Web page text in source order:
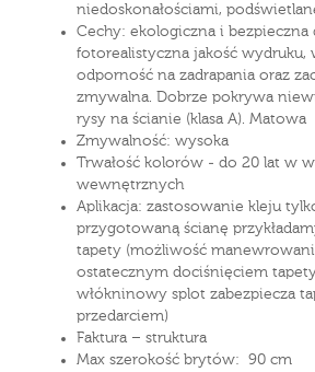
niedoskonałościami,
Cechy: ekologiczna i bezpieczna
fotorealistyczna jakość wydruku,
odporność na zadrapania oraz
zmywalna. Dobrze pokrywa
rysy na ścianie (klasa A). Matowa
Zmywalność: wysoka
Trwałość kolorów - do 20 lat w
wewnętrznych
Aplikacja: zastosowanie kleju
przygotowaną ścianę
tapety (możliwość
ostatecznym dociśnięciem
włókninowy splot zabezpiecza
przedarciem)
Faktura – struktura
Max szerokość brytów: 90 cm